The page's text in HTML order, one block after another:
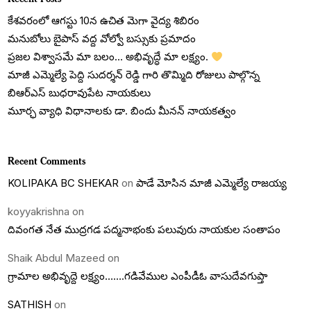
కేశవరంలో ఆగస్టు 10న ఉచిత మెగా వైద్య శిబిరం
మనుబోలు బైపాస్ వద్ద వోల్వో బస్సుకు ప్రమాదం
ప్రజల విశ్వాసమే మా బలం… అభివృద్ధే మా లక్ష్యం.
మాజీ ఎమ్మెల్యే పెద్ది సుదర్శన్ రెడ్డి గారి తొమ్మిది రోజులు పాల్గొన్న
బిఆర్ఎస్ బుధరావుపేట నాయకులు
మూర్ఛ వ్యాధి విధానాలకు డా. బిందు మీనన్ నాయకత్వం
Recent Comments
KOLIPAKA BC SHEKAR onపాడే మోసిన మాజీ ఎమ్మెల్యే రాజయ్య
koyyakrishna on
దివంగత నేత ముద్రగడ పద్మనాభంకు పలువురు నాయకుల సంతాపం
Shaik Abdul Mazeed on
గ్రామాల అభివృద్దె లక్ష్యం…….గడివేముల ఎంపీడీఓ వాసుదేవగుప్తా
SATHISH on